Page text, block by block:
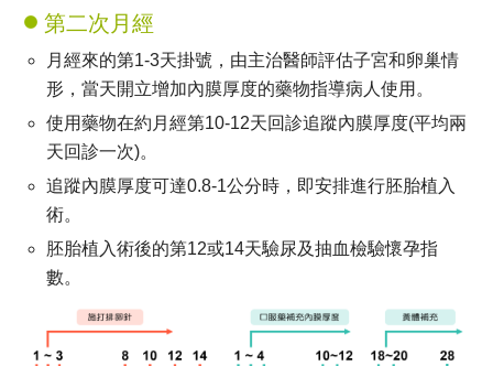
第二次月經
月經來的第1-3天掛號，由主治醫師評估子宮和卵巢情
形，當天開立增加內膜厚度的藥物指導病人使用。
使用藥物在約月經第10-12天回診追蹤內膜厚度(平均兩
天回診一次)。
追蹤內膜厚度可達0.8-1公分時，即安排進行胚胎植入
術。
胚胎植入術後的第12或14天驗尿及抽血檢驗懷孕指
數。